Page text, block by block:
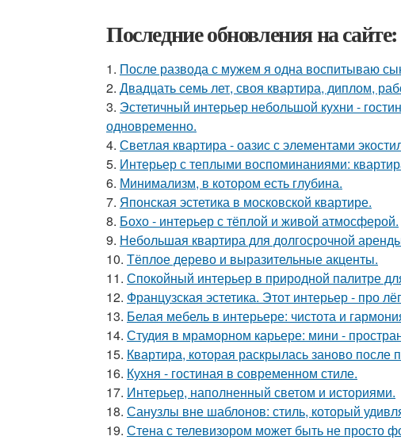
Последние обновления на сайте:
1. После развода с мужем я одна воспитываю
2. Двадцать семь лет, своя квартира, диплом,
3. Эстетичный интерьер небольшой кухни -
одновременно.
4. Светлая квартира - оазис с элементами
5. Интерьер с теплыми воспоминаниями:
6. Минимализм, в котором есть глубина.
7. Японская эстетика в московской квартире.
8. Бохо - интерьер с тёплой и живой атмосферой.
9. Небольшая квартира для долгосрочной
10. Тёплое дерево и выразительные акценты.
11. Спокойный интерьер в природной палитре
12. Французская эстетика. Этот интерьер - про
13. Белая мебель в интерьере: чистота и
14. Студия в мраморном карьере: мини -
15. Квартира, которая раскрылась заново после
16. Кухня - гостиная в современном стиле.
17. Интерьер, наполненный светом и историями.
18. Санузлы вне шаблонов: стиль, который
19. Стена с телевизором может быть не просто